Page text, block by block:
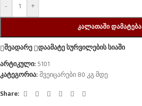
- +
ᲙᲐᲚᲐᲗᲐᲨᲘ ᲓᲐᲛᲐᲢᲔᲑᲐ
შეადარე დაამატე სურვილების სიაში
არტიკული:5101
კატეგორია:შვეიცარები 80 კგ მდე
Share: